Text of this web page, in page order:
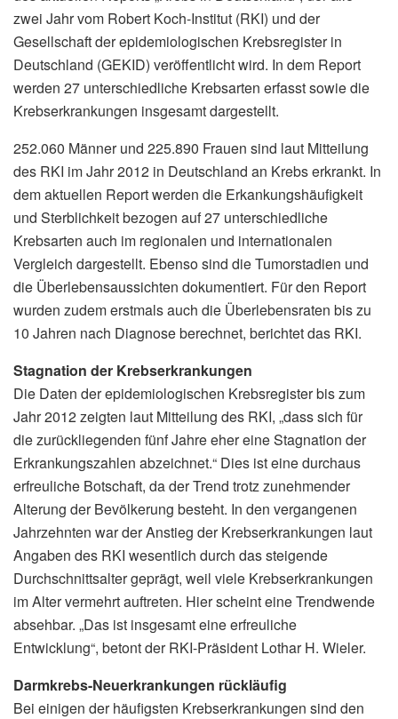
zwei Jahr vom Robert Koch-Institut (RKI) und der
Gesellschaft der epidemiologischen Krebsregister in
Deutschland (GEKID) veröffentlicht wird. In dem Report
werden 27 unterschiedliche Krebsarten erfasst sowie die
Krebserkrankungen insgesamt dargestellt.
252.060 Männer und 225.890 Frauen sind laut Mitteilung
des RKI im Jahr 2012 in Deutschland an Krebs erkrankt. In
dem aktuellen Report werden die Erkankungshäufigkeit
und Sterblichkeit bezogen auf 27 unterschiedliche
Krebsarten auch im regionalen und internationalen
Vergleich dargestellt. Ebenso sind die Tumorstadien und
die Überlebensaussichten dokumentiert. Für den Report
wurden zudem erstmals auch die Überlebensraten bis zu
10 Jahren nach Diagnose berechnet, berichtet das RKI.
Stagnation der Krebserkrankungen
Die Daten der epidemiologischen Krebsregister bis zum
Jahr 2012 zeigten laut Mitteilung des RKI, „dass sich für
die zurückliegenden fünf Jahre eher eine Stagnation der
Erkrankungszahlen abzeichnet.“ Dies ist eine durchaus
erfreuliche Botschaft, da der Trend trotz zunehmender
Alterung der Bevölkerung besteht. In den vergangenen
Jahrzehnten war der Anstieg der Krebserkrankungen laut
Angaben des RKI wesentlich durch das steigende
Durchschnittsalter geprägt, weil viele Krebserkrankungen
im Alter vermehrt auftreten. Hier scheint eine Trendwende
absehbar. „Das ist insgesamt eine erfreuliche
Entwicklung“, betont der RKI-Präsident Lothar H. Wieler.
Darmkrebs-Neuerkrankungen rückläufig
Bei einigen der häufigsten Krebserkrankungen sind den